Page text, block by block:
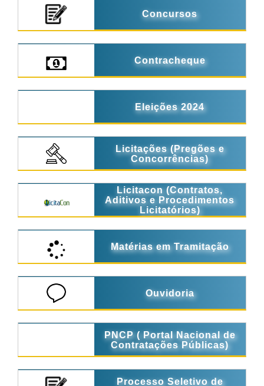
Concursos
Contracheque
Eleições 2024
Licitações (Pregões e
Concorrências)
Licitacon (Contratos,
Aditivos e Procedimentos
Licitatórios)
Matérias em Tramitação
Ouvidoria
PNCP ( Portal Nacional de
Contratações Públicas)
Processo Seletivo de